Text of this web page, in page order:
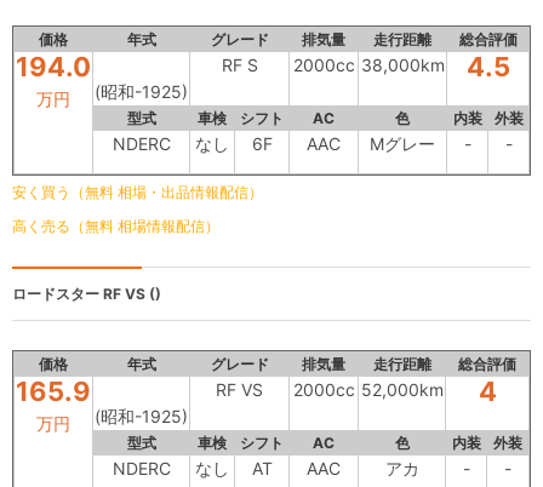
価格 年式 グレード 排気量 走行距離 総合評価
194.0
万円 (昭和-1925)
RF S 2000cc 38,000km 4.5
型式 車検 シフト AC 色 内装 外装
NDERC なし 6F AAC Mグレー - -
安く買う（無料 相場・出品情報配信）
高く売る（無料 相場情報配信）
ロードスター RF VS ()
価格 年式 グレード 排気量 走行距離 総合評価
165.9
万円 (昭和-1925)
RF VS 2000cc 52,000km 4
型式 車検 シフト AC 色 内装 外装
NDERC なし AT AAC アカ - -